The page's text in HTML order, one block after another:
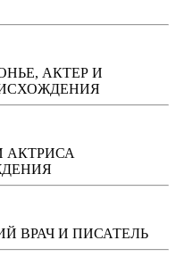
АКТЕР И
АКТРИСА
ВРАЧ И ПИСАТЕЛЬ